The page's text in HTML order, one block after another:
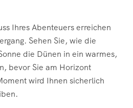
Ihres Abenteuers erreichen
Sehen Sie, wie die
die Dünen in ein warmes,
bevor Sie am Horizont
wird Ihnen sicherlich